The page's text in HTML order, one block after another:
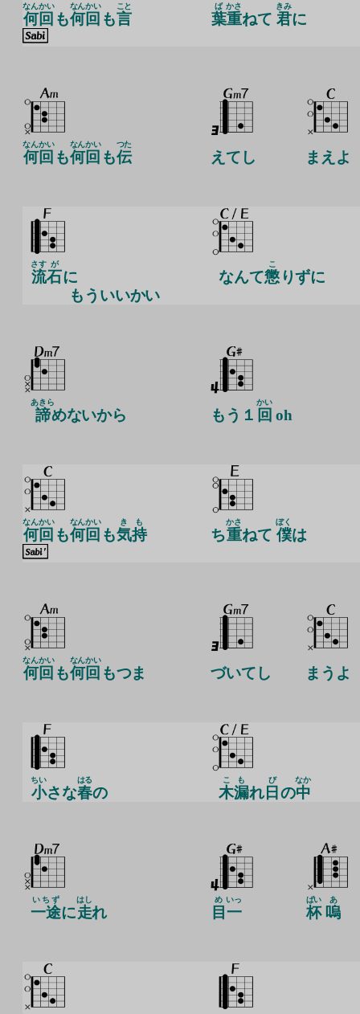
何回
なんかい
も何回
なんかい
も言
こと
葉
ば
重
かさ
ねて 君
きみ
に
何回
なんかい
も何回
なんかい
も伝
つた
えてし まえよ
流
さす
石
が
に
もういいかい
なんて懲
こ
りずに
諦
あきら
めないから もう１ 回
かい
oh
何回
なんかい
も何回
なんかい
も気
き
持
も
ち重
かさ
ねて 僕
ぼく
は
何回
なんかい
も何回
なんかい
もつま づいてし まうよ
小
ちい
さな春
はる
の 木漏
こも
れ日
び
の中
なか
一途
いちず
に走
はし
れ 目
め
一
いっ
杯
ぱい
嗚
あ